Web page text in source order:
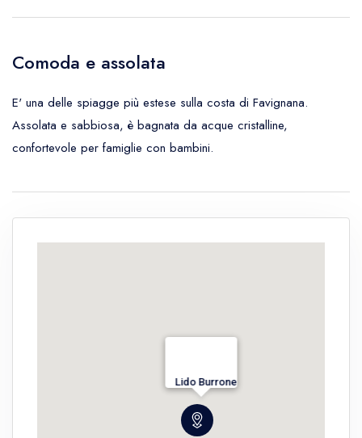
Comoda e assolata
E' una delle spiagge più estese sulla costa di Favignana.
Assolata e sabbiosa, è bagnata da acque cristalline,
confortevole per famiglie con bambini.
Lido Burrone